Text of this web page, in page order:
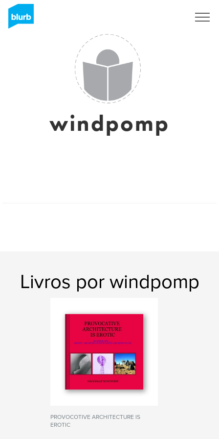
windpomp
Livros por windpomp
PROVOCOTIVE ARCHITECTURE IS
EROTIC